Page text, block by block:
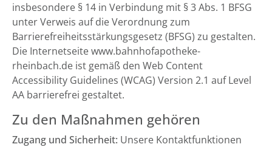
insbesondere § 14 in Verbindung mit § 3 Abs. 1 BFSG
unter Verweis auf die Verordnung zum
Barrierefreiheitsstärkungsgesetz (BFSG) zu gestalten.
Die Internetseite www.bahnhofapotheke-
rheinbach.de ist gemäß den Web Content
Accessibility Guidelines (WCAG) Version 2.1 auf Level
AA barrierefrei gestaltet.
Zu den Maßnahmen gehören
Zugang und Sicherheit: Unsere Kontaktfunktionen